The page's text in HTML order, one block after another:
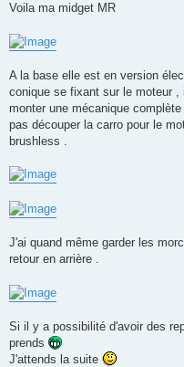
a
e
Voila ma midget MR
A la base elle est en version
conique se fixant sur le moteur
monter une mécanique
pas découper la carro pour le
brushless .
J'ai quand même garder les
retour en arrière .
Si il y a possibilité d'avoir des
prends
J'attends la suite